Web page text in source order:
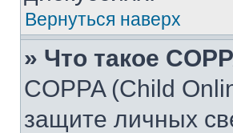
Вернуться наверх
» Что такое
COPPA (Child
защите личных